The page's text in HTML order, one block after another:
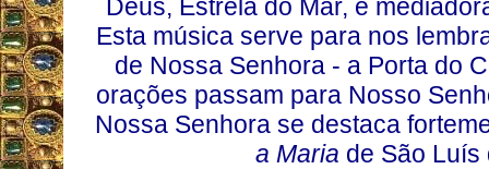
Deus, Estrela do Mar, e
Esta música serve para nos
de Nossa Senhora - a Porta do
orações passam para Nosso
Nossa Senhora se destaca
a Maria de São Luís